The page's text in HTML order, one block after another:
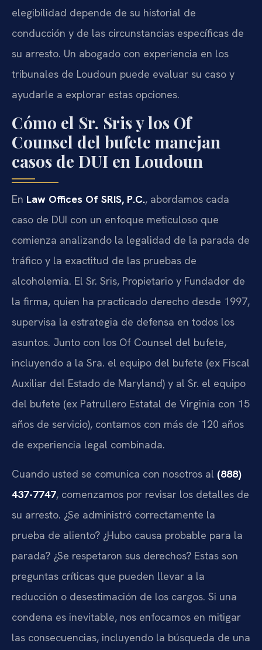
elegibilidad depende de su historial de
conducción y de las circunstancias específicas de
su arresto. Un abogado con experiencia en los
tribunales de Loudoun puede evaluar su caso y
ayudarle a explorar estas opciones.
Cómo el Sr. Sris y los Of
Counsel del bufete manejan
casos de DUI en Loudoun
En Law Offices Of SRIS, P.C., abordamos cada
caso de DUI con un enfoque meticuloso que
comienza analizando la legalidad de la parada de
tráfico y la exactitud de las pruebas de
alcoholemia. El Sr. Sris, Propietario y Fundador de
la firma, quien ha practicado derecho desde 1997,
supervisa la estrategia de defensa en todos los
asuntos. Junto con los Of Counsel del bufete,
incluyendo a la Sra. el equipo del bufete (ex Fiscal
Auxiliar del Estado de Maryland) y al Sr. el equipo
del bufete (ex Patrullero Estatal de Virginia con 15
años de servicio), contamos con más de 120 años
de experiencia legal combinada.
Cuando usted se comunica con nosotros al (888)
437-7747, comenzamos por revisar los detalles de
su arresto. ¿Se administró correctamente la
prueba de aliento? ¿Hubo causa probable para la
parada? ¿Se respetaron sus derechos? Estas son
preguntas críticas que pueden llevar a la
reducción o desestimación de los cargos. Si una
condena es inevitable, nos enfocamos en mitigar
las consecuencias, incluyendo la búsqueda de una